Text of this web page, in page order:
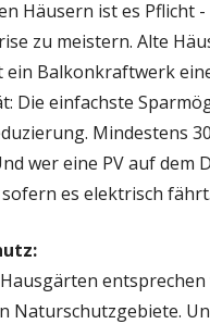
Häusern ist es Pflicht
zu meistern. Alte
ein Balkonkraftwerk
Die einfachste
Mindestens
wer eine PV auf
es elektrisch
Naturschutzgebiete.